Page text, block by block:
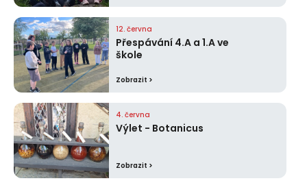
12. června
Přespávání 4.A a 1.A ve
škole
Zobrazit >
4. června
Výlet - Botanicus
Zobrazit >